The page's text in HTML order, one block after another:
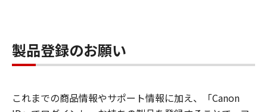
製品登録のお願い
これまでの商品情報やサポート情報に加え、「Canon